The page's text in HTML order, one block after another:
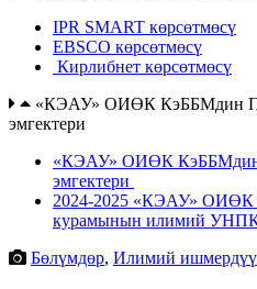
IPR SMART көрсөтмөсү
EBSCO көрсөтмөсү
Кирлибнет көрсөтмөсү
«КЭАУ» ОИӨК КэББМдин
эмгектери
«КЭАУ» ОИӨК
эмгектери
2024-2025 «КЭАУ» ОИӨК
курамынын илимий
Бөлүмдөр, Илимий